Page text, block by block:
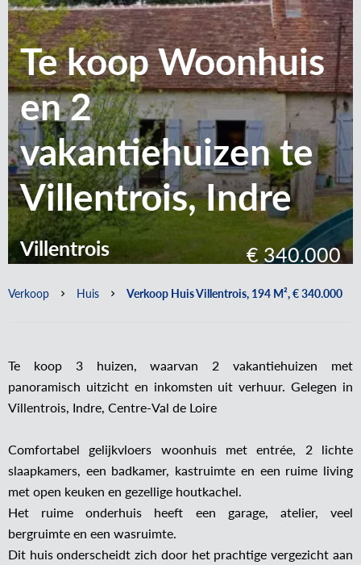
Te koop Woonhuis
en 2
vakantiehuizen te
Villentrois, Indre
Villentrois € 340.000
Verkoop Huis Verkoop Huis Villentrois, 194 M², € 340.000
Te koop 3 huizen, waarvan 2 vakantiehuizen met
panoramisch uitzicht en inkomsten uit verhuur. Gelegen in
Villentrois, Indre, Centre-Val de Loire
Comfortabel gelijkvloers woonhuis met entrée, 2 lichte
slaapkamers, een badkamer, kastruimte en een ruime living
met open keuken en gezellige houtkachel.
Het ruime onderhuis heeft een garage, atelier, veel
bergruimte en een wasruimte.
Dit huis onderscheidt zich door het prachtige vergezicht aan